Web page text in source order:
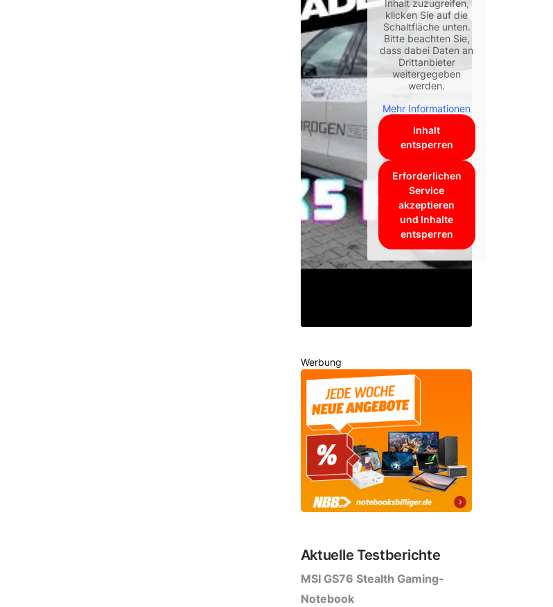
Inhalt zuzugreifen,
klicken Sie auf die
Schaltfläche unten.
Bitte beachten Sie,
dass dabei Daten an
Drittanbieter
weitergegeben
werden.
Mehr Informationen
Inhalt
entsperren
Erforderlichen
Service
akzeptieren
und Inhalte
entsperren
Werbung
Aktuelle Testberichte
MSI GS76 Stealth Gaming-
Notebook